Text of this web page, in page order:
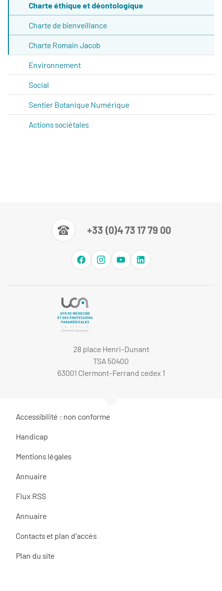
Charte éthique et déontologique
Charte de bienveillance
Charte Romain Jacob
Environnement
Social
Sentier Botanique Numérique
Actions sociétales
+33 (0)4 73 17 79 00
28 place Henri-Dunant
TSA 50400
63001 Clermont-Ferrand cedex 1
Accessibilité : non conforme
Handicap
Mentions légales
Annuaire
Flux RSS
Annuaire
Contacts et plan d'accès
Plan du site